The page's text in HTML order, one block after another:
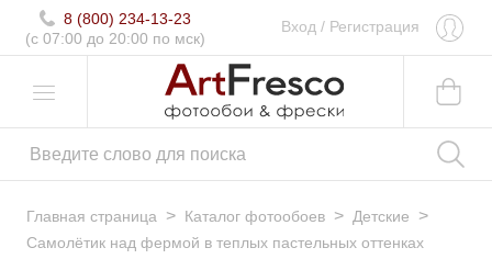
8 (800) 234-13-23
(c 07:00 до 20:00 по мск)
Вход / Регистрация
Главная страница > Каталог фотообоев > Детские >
Самолётик над фермой в теплых пастельных оттенках